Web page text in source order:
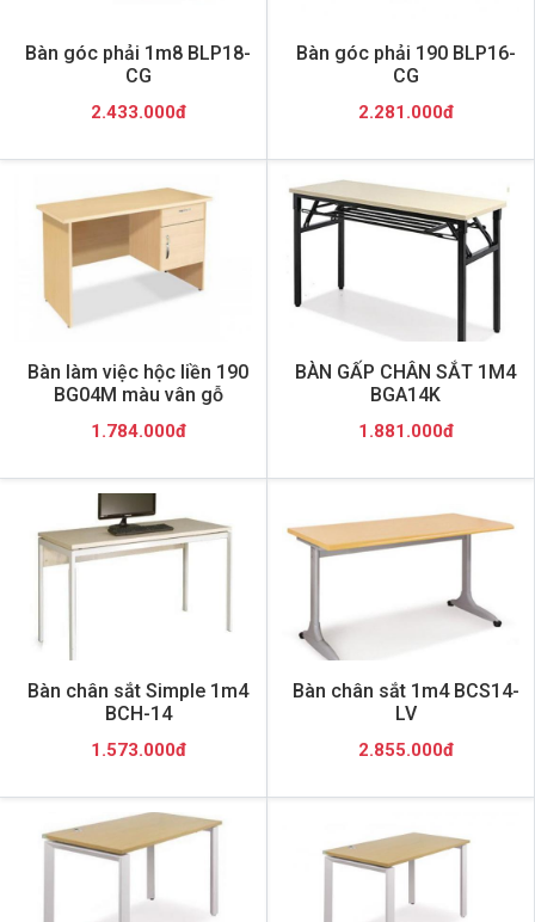
Bàn góc phải 1m8 BLP18-
CG
2.433.000đ
Bàn góc phải 190 BLP16-
CG
2.281.000đ
Bàn làm việc hộc liền 190
BG04M màu vân gỗ
1.784.000đ
BÀN GẤP CHÂN SẮT 1M4
BGA14K
1.881.000đ
Bàn chân sắt Simple 1m4
BCH-14
1.573.000đ
Bàn chân sắt 1m4 BCS14-
LV
2.855.000đ